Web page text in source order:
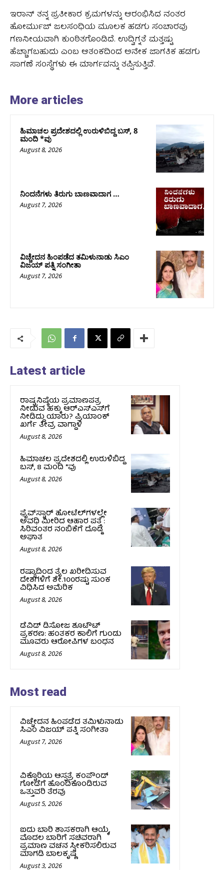
ಇರಾನ್ ತನ್ನ ಪ್ರತೀಕಾರ ಕ್ರಮಗಳನ್ನು ಆರಂಭಿಸಿದ ನಂತರ
ಹೋರ್ಮುಜ್ ಜಲಸಂಧಿಯ ಮೂಲಕ ಹಡಗು ಸಂಚಾರವು
ಗಣನೀಯವಾಗಿ ಕುಂಠಿತಗೊಂಡಿದೆ. ಉದ್ವಿಗ್ನತೆ ಮತ್ತಷ್ಟು
ಹೆಚ್ಚಾಗಬಹುದು ಎಂಬ ಆತಂಕದಿಂದ ಅನೇಕ ಜಾಗತಿಕ ಹಡಗು
ಸಾಗಣೆ ಸಂಸ್ಥೆಗಳು ಈ ಮಾರ್ಗವನ್ನು ತಪ್ಪಿಸುತ್ತಿವೆ.
More articles
ಹಿಮಾಚಲ ಪ್ರದೇಶದಲ್ಲಿ ಉರುಳಿಬಿದ್ದ ಬಸ್‌, 8
ಮಂದಿ *ವು
August 8, 2026
ನಿಂದನೆಗಳು ತಿರುಗು ಬಾಣವಾದಾಗ …
August 7, 2026
ವಿಚ್ಚೇದನ ಹಿಂಪಡೆದ ತಮಿಳುನಾಡು ಸಿಎಂ
ವಿಜಯ್‌ ಪತ್ನಿ ಸಂಗೀತಾ
August 7, 2026
Latest article
ರಾಷ್ಟ್ರನಿಷ್ಠೆಯ ಪ್ರಮಾಣಪತ್ರ
ನೀಡುವ ಹಕ್ಕು ಆರ್‌ಎಸ್‌ಎಸ್‌ಗೆ
ನೀಡಿದ್ದು ಯಾರು? ಪ್ರಿಯಾಂಕ್
ಖರ್ಗೆ ತೀವ್ರ ವಾಗ್ದಾಳಿ
August 8, 2026
ಹಿಮಾಚಲ ಪ್ರದೇಶದಲ್ಲಿ ಉರುಳಿಬಿದ್ದ
ಬಸ್‌, 8 ಮಂದಿ *ವು
August 8, 2026
ಫೈವ್‌ಸ್ಟಾರ್ ಹೋಟೆಲ್‌ಗಳಲ್ಲೇ
ಅವಧಿ ಮೀರಿದ ಆಹಾರ ಪತ್ತೆ :
ಸಿರಿವಂತರ ನಂಬಿಕೆಗೆ ದೊಡ್ಡ
ಅಘಾತ
August 8, 2026
ರಷ್ಯಾದಿಂದ ತೈಲ ಖರೀದಿಸುವ
ದೇಶಗಳಿಗೆ ಶೇ.100ರಷ್ಟು ಸುಂಕ
ವಿಧಿಸಿದ ಅಮೆರಿಕ
August 8, 2026
ಡೆವಿಡ್ ಡಿಸೋಜ ಶೂಟೌಟ್
ಪ್ರಕರಣ: ಹಂತಕರ ಕಾಲಿಗೆ ಗುಂಡು
ಮೂವರು ಆರೋಪಿಗಳ ಬಂಧನ
August 8, 2026
Most read
ವಿಚ್ಚೇದನ ಹಿಂಪಡೆದ ತಮಿಳುನಾಡು
ಸಿಎಂ ವಿಜಯ್‌ ಪತ್ನಿ ಸಂಗೀತಾ
August 7, 2026
ವಿಕ್ಟೊರಿಯ ಆಸ್ಪತ್ರೆ ಕಂಪೌಂಡ್
ಗೋಡೆಗೆ ಹೊಂದಿಕೊಂಡಿರುವ
ಒತ್ತುವರಿ ತೆರವು
August 5, 2026
ಐದು ಬಾರಿ ಶಾಸಕರಾಗಿ ಆಯ್ಕೆ,
ಮೊದಲ ಬಾರಿಗೆ ಸಚಿವರಾಗಿ
ಪ್ರಮಾಣ ವಚನ ಸ್ವೀಕರಿಸಲಿರುವ
ಮಾಗಡಿ ಬಾಲಕೃಷ್ಣ
August 3, 2026